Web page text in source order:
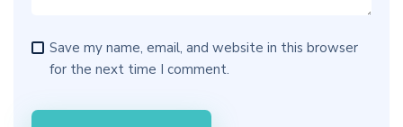
Save my name, email, and website in this browser
for the next time I comment.